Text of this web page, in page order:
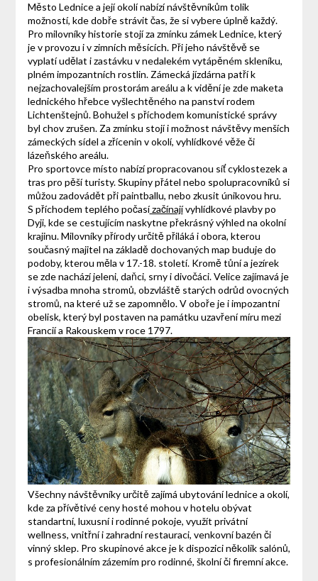
Město Lednice a její okolí nabízí návštěvníkům tolik
možností, kde dobře strávit čas, že si vybere úplně každý.
Pro milovníky historie stojí za zmínku zámek Lednice, který
je v provozu i v zimních měsících. Při jeho návštěvě se
vyplatí udělat i zastávku v nedalekém vytápěném skleníku,
plném impozantních rostlin. Zámecká jízdárna patří k
nejzachovalejším prostorám areálu a k vidění je zde maketa
lednického hřebce vyšlechtěného na panství rodem
Lichtenštejnů. Bohužel s příchodem komunistické správy
byl chov zrušen. Za zmínku stojí i možnost návštěvy menších
zámeckých sídel a zřícenin v okolí, vyhlídkové věže či
lázeňského areálu.
Pro sportovce místo nabízí propracovanou síť cyklostezek a
tras pro pěší turisty. Skupiny přátel nebo spolupracovníků si
můžou zadovádět při paintballu, nebo zkusit únikovou hru.
S příchodem teplého počasízačínajívyhlídkové plavby po
Dyji, kde se cestujícím naskytne překrásný výhled na okolní
krajinu. Milovníky přírody určitě přiláká i obora, kterou
současný majitel na základě dochovaných map buduje do
podoby, kterou měla v 17.-18. století. Kromě tůní a jezírek
se zde nachází jeleni, daňci, srny i divočáci. Velice zajímavá je
i výsadba mnoha stromů, obzvláště starých odrůd ovocných
stromů, na které už se zapomnělo. V oboře je i impozantní
obelisk, který byl postaven na památku uzavření míru mezi
Francií a Rakouskem v roce 1797.
Všechny návštěvníky určitě zajímá ubytování lednice a okolí,
kde za přívětivé ceny hosté mohou v hotelu obývat
standartní, luxusní i rodinné pokoje, využít privátní
wellness, vnitřní i zahradní restauraci, venkovní bazén či
vinný sklep. Pro skupinové akce je k dispozici několik salónů,
s profesionálním zázemím pro rodinné, školní či firemní akce.